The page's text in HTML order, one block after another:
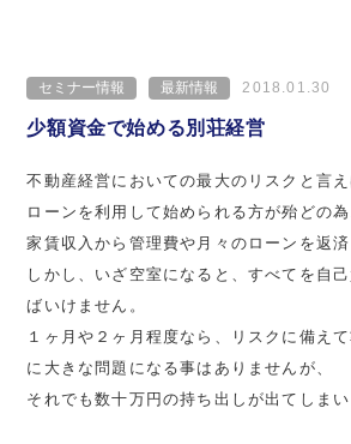
セミナー情報 最新情報 2018.01.30
少額資金で始める別荘経営
不動産経営においての最大のリスクと言え
ローンを利用して始められる方が殆どの為
家賃収入から管理費や月々のローンを返済
しかし、いざ空室になると、すべてを自
ばいけません。
１ヶ月や２ヶ月程度なら、リスクに備え
に大きな問題になる事はありませんが、
それでも数十万円の持ち出しが出てしまい